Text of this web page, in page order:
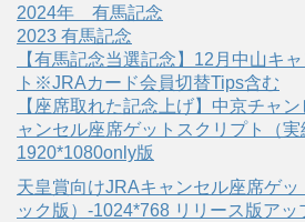
2024年 有馬記念
2023 有馬記念
【有馬記念当選記念】12月中山キ
ト※JRAカード会員切替Tips含む
【座席取れた記念上げ】中京チャ
ャンセル座席ゲットスクリプト（実
1920*1080only版
天皇賞向けJRAキャンセル座席ゲ
ック版）-1024*768 リリース版ア